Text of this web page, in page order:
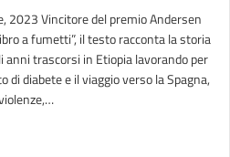
2023 Vincitore del premio Andersen
a fumetti”, il testo racconta la storia
anni trascorsi in Etiopia lavorando per
di diabete e il viaggio verso la Spagna,